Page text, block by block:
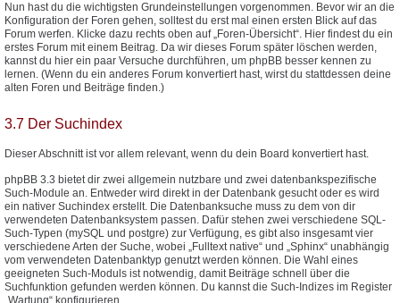
Nun hast du die wichtigsten Grundeinstellungen vorgenommen. Bevor wir an die
Konfiguration der Foren gehen, solltest du erst mal einen ersten Blick auf das
Forum werfen. Klicke dazu rechts oben auf „Foren-Übersicht“. Hier findest du ein
erstes Forum mit einem Beitrag. Da wir dieses Forum später löschen werden,
kannst du hier ein paar Versuche durchführen, um phpBB besser kennen zu
lernen. (Wenn du ein anderes Forum konvertiert hast, wirst du stattdessen deine
alten Foren und Beiträge finden.)
3.7 Der Suchindex
Dieser Abschnitt ist vor allem relevant, wenn du dein Board konvertiert hast.
phpBB 3.3 bietet dir zwei allgemein nutzbare und zwei datenbankspezifische
Such-Module an. Entweder wird direkt in der Datenbank gesucht oder es wird
ein nativer Suchindex erstellt. Die Datenbanksuche muss zu dem von dir
verwendeten Datenbanksystem passen. Dafür stehen zwei verschiedene SQL-
Such-Typen (mySQL und postgre) zur Verfügung, es gibt also insgesamt vier
verschiedene Arten der Suche, wobei „Fulltext native“ und „Sphinx“ unabhängig
vom verwendeten Datenbanktyp genutzt werden können. Die Wahl eines
geeigneten Such-Moduls ist notwendig, damit Beiträge schnell über die
Suchfunktion gefunden werden können. Du kannst die Such-Indizes im Register
„Wartung“ konfigurieren.